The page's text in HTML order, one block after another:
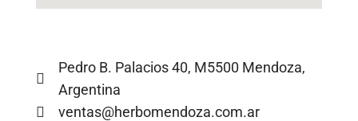
Pedro B. Palacios 40, M5500 Mendoza,
Argentina
ventas@herbomendoza.com.ar